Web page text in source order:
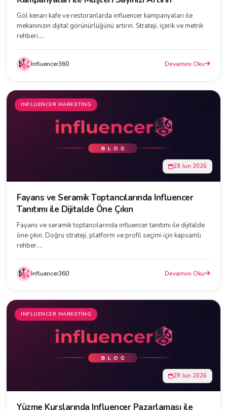
Göl kenarı kafe ve restoranlarda influencer kampanyaları ile
mekanınızın dijital görünürlüğünü artırın. Strateji, içerik ve metrik
rehberi....
İnfluencer360 Devamını Oku
INFLUENCER MARKETING
29 Jun 2026
Fayans ve Seramik Toptancılarında Influencer
Tanıtımı ile Dijitalde Öne Çıkın
Fayans ve seramik toptancılarında influencer tanıtımı ile dijitalde
öne çıkın. Doğru strateji, platform ve profil seçimi için kapsamlı
rehber....
İnfluencer360 Devamını Oku
INFLUENCER MARKETING
29 Jun 2026
Yüzme Kurslarında Influencer Pazarlaması ile